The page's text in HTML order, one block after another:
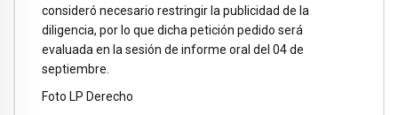
consideró necesario restringir la publicidad de la
diligencia, por lo que dicha petición pedido será
evaluada en la sesión de informe oral del 04 de
septiembre.
Foto LP Derecho